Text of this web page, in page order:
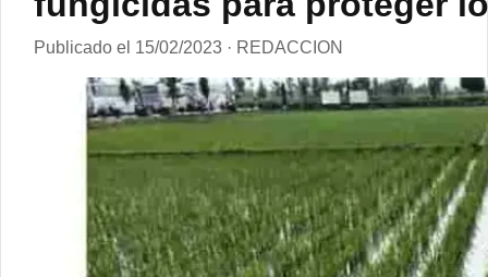
Publicado el 15/02/2023 · REDACCION